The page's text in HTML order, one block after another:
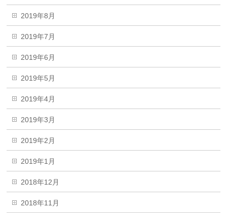
2019年8月
2019年7月
2019年6月
2019年5月
2019年4月
2019年3月
2019年2月
2019年1月
2018年12月
2018年11月